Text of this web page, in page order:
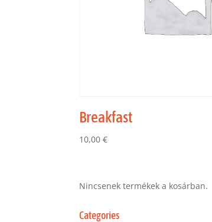
Breakfast
10,00€
Nincsenek termékek a kosárban.
Categories